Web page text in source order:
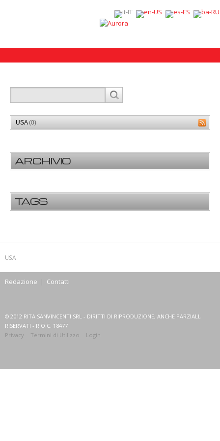
USA(0)
ARCHIVIO
TAGS
USA
Redazione | Contatti
© 2012 RITA SANVINCENTI SRL - DIRITTI DI RIPRODUZIONE, ANCHE PARZIALI,
RISERVATI - R.O.C. 18477
Privacy
Termini di Utilizzo Login